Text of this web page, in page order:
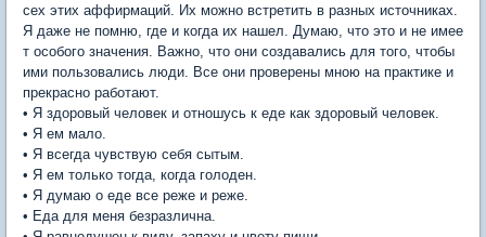
сех этих аффирмаций. Их можно встретить в разных источниках.
Я даже не помню, где и когда их нашел. Думаю, что это и не имее
т особого значения. Важно, что они создавались для того, чтобы
ими пользовались люди. Все они проверены мною на практике и
прекрасно работают.
• Я здоровый человек и отношусь к еде как здоровый человек.
• Я ем мало.
• Я всегда чувствую себя сытым.
• Я ем только тогда, когда голоден.
• Я думаю о еде все реже и реже.
• Еда для меня безразлична.